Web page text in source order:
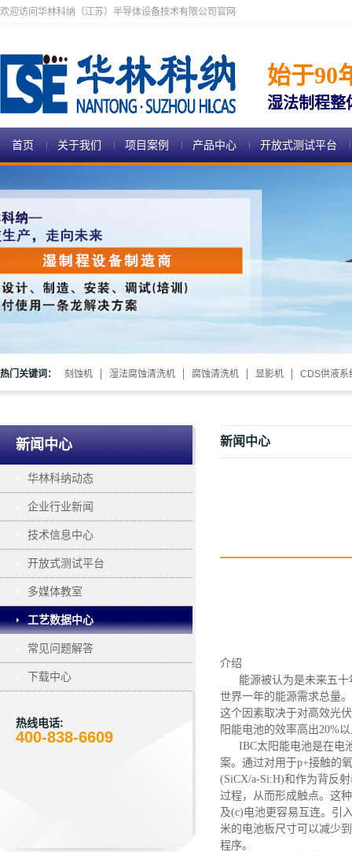
欢迎访问华林科纳（江苏）半导体设备技术有限公司官网
始于90
湿法制程整
首页 关于我们 项目案例 产品中心 开放式测试平台
热门关键词： 刻蚀机 湿法腐蚀清洗机 腐蚀清洗机 显影机 CDS供液系
新闻中心
华林科纳动态
企业行业新闻
技术信息中心
开放式测试平台
多媒体教室
工艺数据中心
常见问题解答
下载中心
热线电话:
400-838-6609
新闻中心
介绍
能源被认为是未来五
世界一年的能源需求总量
这个因素取决于对高效光
阳能电池的效率高出20%
IBC太阳能电池是在电
案。通过对用于p+接触的
(SiCX/a-Si:H)和作为背反
过程，从而形成触点。这
及(c)电池更容易互连。引
米的电池板尺寸可以减少
程序。